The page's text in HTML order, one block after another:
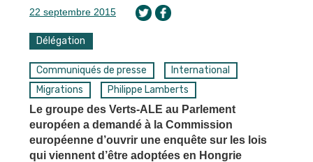
22 septembre 2015
Délégation
Communiqués de presse
International
Migrations
Philippe Lamberts
Le groupe des Verts-ALE au Parlement
européen a demandé à la Commission
européenne d’ouvrir une enquête sur les lois
qui viennent d’être adoptées en Hongrie